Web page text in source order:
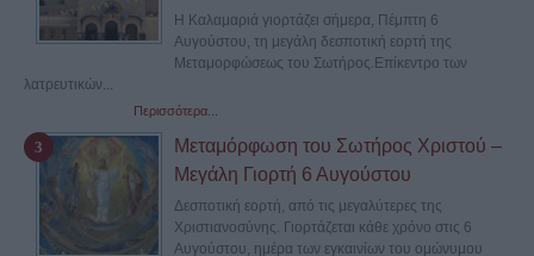
Η Καλαμαριά γιορτάζει σήμερα, Πέμπτη 6
Αυγούστου, τη μεγάλη δεσποτική εορτή της
Μεταμορφώσεως του Σωτήρος.Επίκεντρο των
λατρευτικών...
Περισσότερα...
Μεταμόρφωση του Σωτήρος Χριστού –
Μεγάλη Γιορτή 6 Αυγούστου
Δεσποτική εορτή, από τις μεγαλύτερες της
Χριστιανοσύνης. Γιορτάζεται κάθε χρόνο στις 6
Αυγούστου, ημέρα των εγκαινίων του ομώνυμου